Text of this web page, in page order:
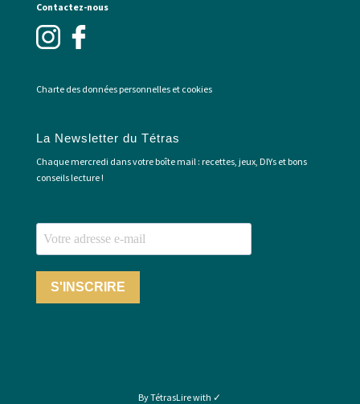
Contactez-nous
Charte des données personnelles et cookies
La Newsletter du Tétras
Chaque mercredi dans votre boîte mail : recettes, jeux, DIYs et bons
conseils lecture !
S'INSCRIRE
By TétrasLire with ✓